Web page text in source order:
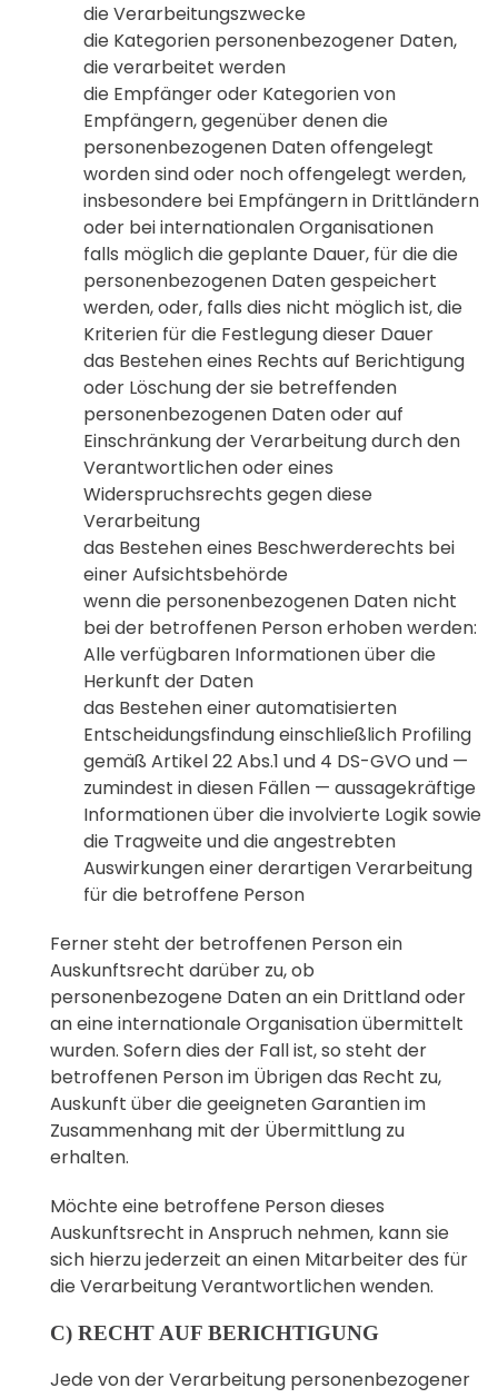
die Verarbeitungszwecke
die Kategorien personenbezogener Daten,
die verarbeitet werden
die Empfänger oder Kategorien von
Empfängern, gegenüber denen die
personenbezogenen Daten offengelegt
worden sind oder noch offengelegt werden,
insbesondere bei Empfängern in Drittländern
oder bei internationalen Organisationen
falls möglich die geplante Dauer, für die die
personenbezogenen Daten gespeichert
werden, oder, falls dies nicht möglich ist, die
Kriterien für die Festlegung dieser Dauer
das Bestehen eines Rechts auf Berichtigung
oder Löschung der sie betreffenden
personenbezogenen Daten oder auf
Einschränkung der Verarbeitung durch den
Verantwortlichen oder eines
Widerspruchsrechts gegen diese
Verarbeitung
das Bestehen eines Beschwerderechts bei
einer Aufsichtsbehörde
wenn die personenbezogenen Daten nicht
bei der betroffenen Person erhoben werden:
Alle verfügbaren Informationen über die
Herkunft der Daten
das Bestehen einer automatisierten
Entscheidungsfindung einschließlich Profiling
gemäß Artikel 22 Abs.1 und 4 DS-GVO und —
zumindest in diesen Fällen — aussagekräftige
Informationen über die involvierte Logik sowie
die Tragweite und die angestrebten
Auswirkungen einer derartigen Verarbeitung
für die betroffene Person
Ferner steht der betroffenen Person ein
Auskunftsrecht darüber zu, ob
personenbezogene Daten an ein Drittland oder
an eine internationale Organisation übermittelt
wurden. Sofern dies der Fall ist, so steht der
betroffenen Person im Übrigen das Recht zu,
Auskunft über die geeigneten Garantien im
Zusammenhang mit der Übermittlung zu
erhalten.
Möchte eine betroffene Person dieses
Auskunftsrecht in Anspruch nehmen, kann sie
sich hierzu jederzeit an einen Mitarbeiter des für
die Verarbeitung Verantwortlichen wenden.
C) RECHT AUF BERICHTIGUNG
Jede von der Verarbeitung personenbezogener